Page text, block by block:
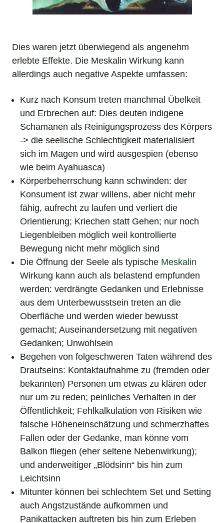
Dies waren jetzt überwiegend als angenehm
erlebte Effekte. Die Meskalin Wirkung kann
allerdings auch negative Aspekte umfassen:
Kurz nach Konsum treten manchmal Übelkeit
und Erbrechen auf: Dies deuten indigene
Schamanen als Reinigungsprozess des Körpers
-> die seelische Schlechtigkeit materialisiert
sich im Magen und wird ausgespien (ebenso
wie beim Ayahuasca)
Körperbeherrschung kann schwinden: der
Konsument ist zwar willens, aber nicht mehr
fähig, aufrecht zu laufen und verliert die
Orientierung; Kriechen statt Gehen; nur noch
Liegenbleiben möglich weil kontrollierte
Bewegung nicht mehr möglich sind
Die Öffnung der Seele als typische Meskalin
Wirkung kann auch als belastend empfunden
werden: verdrängte Gedanken und Erlebnisse
aus dem Unterbewusstsein treten an die
Oberfläche und werden wieder bewusst
gemacht; Auseinandersetzung mit negativen
Gedanken; Unwohlsein
Begehen von folgeschweren Taten während des
Draufseins: Kontaktaufnahme zu (fremden oder
bekannten) Personen um etwas zu klären oder
nur um zu reden; peinliches Verhalten in der
Öffentlichkeit; Fehlkalkulation von Risiken wie
falsche Höheneinschätzung und schmerzhaftes
Fallen oder der Gedanke, man könne vom
Balkon fliegen (eher seltene Nebenwirkung);
und anderweitiger „Blödsinn“ bis hin zum
Leichtsinn
Mitunter können bei schlechtem Set und Setting
auch Angstzustände aufkommen und
Panikattacken auftreten bis hin zum Erleben